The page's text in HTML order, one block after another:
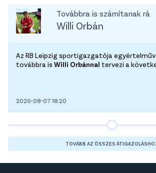
Továbbra is számítanak rá
Willi Orbán
Az RB Leipzig sportigazgatója
továbbra is Willi Orbánnal tervezi a
2026-08-07 18:20
TOVÁBB AZ ÖSSZES